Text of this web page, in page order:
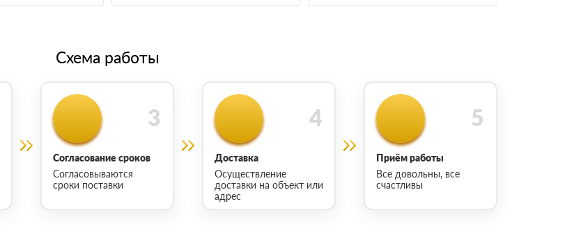
Схема работы
Согласование сроков
Согласовываются
сроки поставки
Доставка
Осуществление
доставки на объект или
адрес
Приём работы
Все довольны, все
счастливы